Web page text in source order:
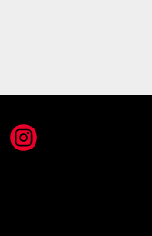
Instagram